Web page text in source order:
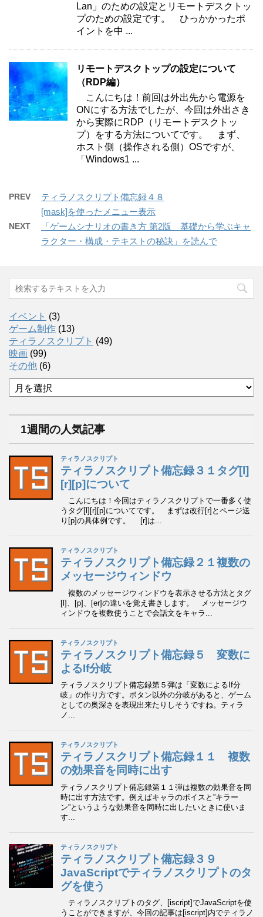
Lan」のための設定とリモートデスクトッ
プのための設定です。 ひっかかったポ
イントを中 ...
リモートデスクトップの設定について
（RDP編）
こんにちは！前回は外出先から電源を
ONにする方法でしたが、今回は外出さき
から実際にRDP（リモートデスクトッ
プ）をする方法についてです。 まず、
ホスト側（操作される側）OSですが、
「Windows1 ...
PREV
ティラノスクリプト備忘録４８
[mask]を使ったメニュー表示
NEXT
「ゲームシナリオの書き方 第2版 基礎から学ぶキャ
ラクター・構成・テキストの秘訣」を読んで
イベント (3)
ゲーム制作 (13)
ティラノスクリプト (49)
映画 (99)
その他 (6)
ア
ー
1週間の人気記事